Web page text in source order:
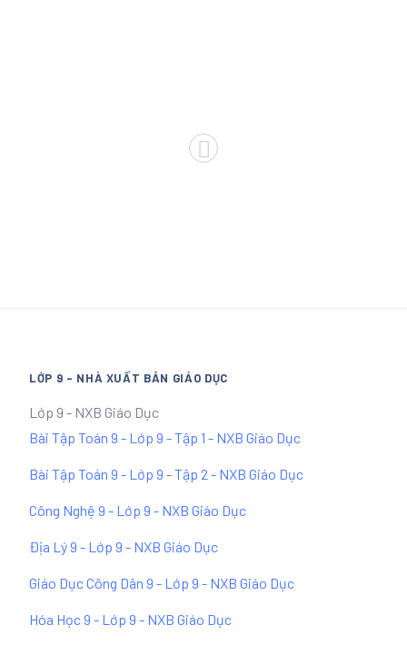
LỚP 9 - NHÀ XUẤT BẢN GIÁO DỤC
Lớp 9 - NXB Giáo Dục
Bài Tập Toán 9 - Lớp 9 - Tập 1 - NXB Giáo Dục
Bài Tập Toán 9 - Lớp 9 - Tập 2 - NXB Giáo Dục
Công Nghệ 9 - Lớp 9 - NXB Giáo Dục
Địa Lý 9 - Lớp 9 - NXB Giáo Dục
Giáo Dục Công Dân 9 - Lớp 9 - NXB Giáo Dục
Hóa Học 9 - Lớp 9 - NXB Giáo Dục